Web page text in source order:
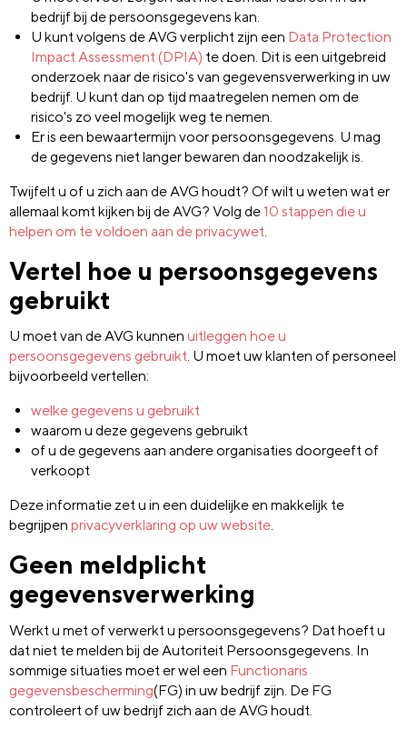
bedrijf bij de persoonsgegevens kan.
U kunt volgens de AVG verplicht zijn een Data Protection
Impact Assessment (DPIA) te doen. Dit is een uitgebreid
onderzoek naar de risico's van gegevensverwerking in uw
bedrijf. U kunt dan op tijd maatregelen nemen om de
risico's zo veel mogelijk weg te nemen.
Er is een bewaartermijn voor persoonsgegevens. U mag
de gegevens niet langer bewaren dan noodzakelijk is.
Twijfelt u of u zich aan de AVG houdt? Of wilt u weten wat er
allemaal komt kijken bij de AVG? Volg de10 stappen die u
helpen om te voldoen aan de privacywet
Vertel hoe u persoonsgegevens
gebruikt
U moet van de AVG kunnen uitleggen hoe u
persoonsgegevens gebruikt. U moet uw klanten of personeel
bijvoorbeeld vertellen:
welke gegevens u gebruikt
waarom u deze gegevens gebruikt
of u de gegevens aan andere organisaties doorgeeft of
verkoopt
Deze informatie zet u in een duidelijke en makkelijk te
begrijpen privacyverklaring op uw website.
Geen meldplicht
gegevensverwerking
Werkt u met of verwerkt u persoonsgegevens? Dat hoeft u
dat niet te melden bij de Autoriteit Persoonsgegevens. In
sommige situaties moet er wel een Functionaris
gegevensbescherming(FG) in uw bedrijf zijn. De FG
controleert of uw bedrijf zich aan de AVG houdt.